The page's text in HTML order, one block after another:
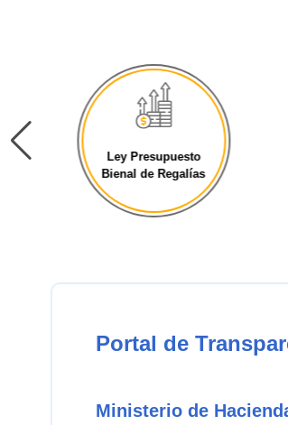
Ley Presupuesto
Bienal de Regalías
Portal de
Ministerio de